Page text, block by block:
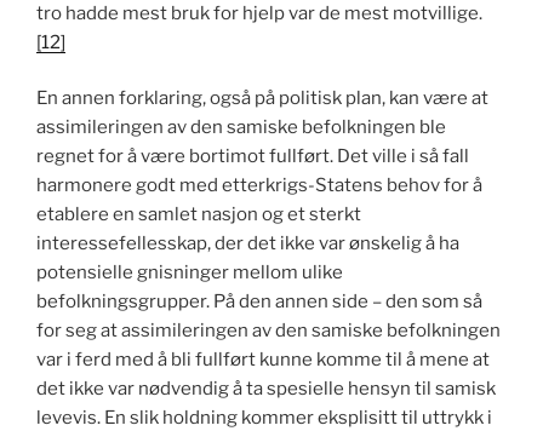
tro hadde mest bruk for hjelp var de mest motvillige.
[12]
En annen forklaring, også på politisk plan, kan være at
assimileringen av den samiske befolkningen ble
regnet for å være bortimot fullført. Det ville i så fall
harmonere godt med etterkrigs-Statens behov for å
etablere en samlet nasjon og et sterkt
interessefellesskap, der det ikke var ønskelig å ha
potensielle gnisninger mellom ulike
befolkningsgrupper. På den annen side – den som så
for seg at assimileringen av den samiske befolkningen
var i ferd med å bli fullført kunne komme til å mene at
det ikke var nødvendig å ta spesielle hensyn til samisk
levevis. En slik holdning kommer eksplisitt til uttrykk i